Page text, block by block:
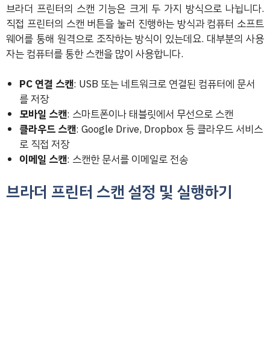
브라더 프린터의 스캔 기능은 크게 두 가지 방식으로 나뉩니다.
직접 프린터의 스캔 버튼을 눌러 진행하는 방식과 컴퓨터 소프트
웨어를 통해 원격으로 조작하는 방식이 있는데요. 대부분의 사용
자는 컴퓨터를 통한 스캔을 많이 사용합니다.
PC 연결 스캔: USB 또는 네트워크로 연결된 컴퓨터에 문서
를 저장
모바일 스캔: 스마트폰이나 태블릿에서 무선으로 스캔
클라우드 스캔: Google Drive, Dropbox 등 클라우드 서비스
로 직접 저장
이메일 스캔: 스캔한 문서를 이메일로 전송
브라더 프린터 스캔 설정 및 실행하기